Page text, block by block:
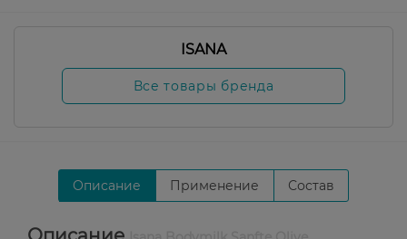
ISANA
Все товары бренда
Описание Применение Состав